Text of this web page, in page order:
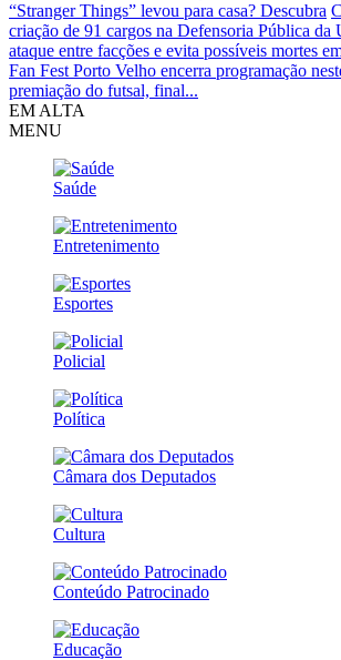
“Stranger Things” levou para casa? Descubra
criação de 91 cargos na Defensoria Pública da
ataque entre facções e evita possíveis mortes
Fan Fest Porto Velho encerra programação
premiação do futsal, final...
EM ALTA
MENU
Saúde
Entretenimento
Esportes
Policial
Política
Câmara dos Deputados
Cultura
Conteúdo Patrocinado
Educação